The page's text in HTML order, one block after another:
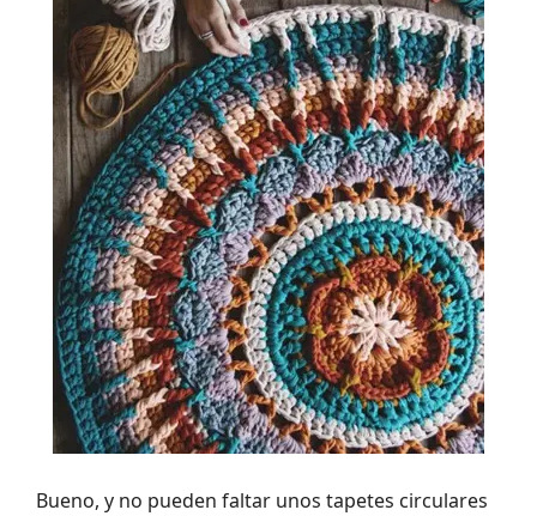
Bueno, y no pueden faltar unos tapetes circulares